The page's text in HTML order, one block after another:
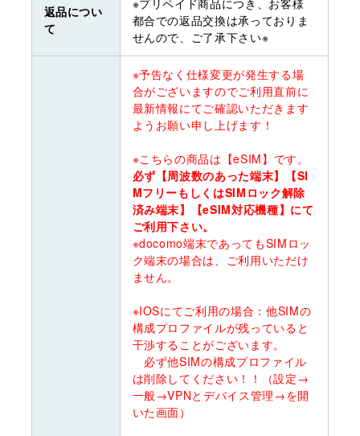
返品につい
て
都合での返品交換は承っておりま
せんので、ご了承下さい※
※予告なく仕様変更が発生する場
合がございますのでご利用直前に
最新情報にてご確認いただきます
ようお願い申し上げます！
※こちらの商品は【eSIM】です。
必ず【周波数のあった端末】【SI
MフリーもしくはSIMロック解除
済み端末】【eSIM対応機種】にて
ご利用下さい。
※docomo端末であってもSIMロッ
ク端末の場合は、ご利用いただけ
ません。
※IOSにてご利用の場合：他SIMの
構成プロファイルが残っていると
干渉することがございます。
必ず他SIMの構成プロファイル
は削除してください！！（設定→
一般→VPNとデバイス管理→を開
いた画面）